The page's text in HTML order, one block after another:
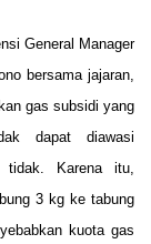
General Manager
bersama jajaran,
gas subsidi yang
dapat diawasi
tidak. Karena itu,
3 kg ke tabung
kuota gas